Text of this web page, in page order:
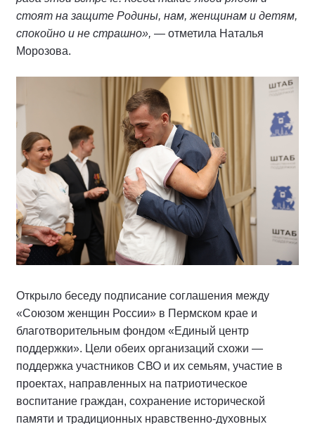
стоят на защите Родины, нам, женщинам и детям,
спокойно и не страшно», — отметила Наталья
Морозова.
Открыло беседу подписание соглашения между
«Союзом женщин России» в Пермском крае и
благотворительным фондом «Единый центр
поддержки». Цели обеих организаций схожи —
поддержка участников СВО и их семьям, участие в
проектах, направленных на патриотическое
воспитание граждан, сохранение исторической
памяти и традиционных нравственно-духовных